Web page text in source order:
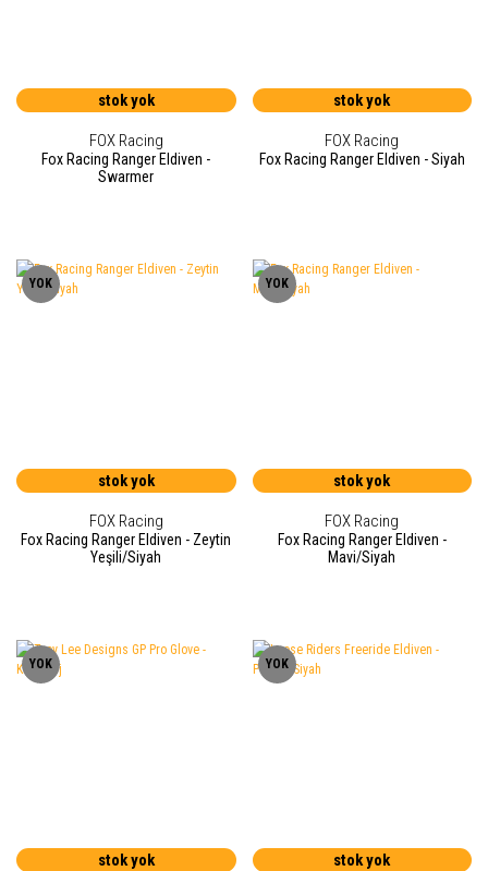
stok yok
FOX Racing
Fox Racing Ranger Eldiven -
Swarmer
stok yok
FOX Racing
Fox Racing Ranger Eldiven - Siyah
YOK
stok yok
FOX Racing
Fox Racing Ranger Eldiven - Zeytin
Yeşili/Siyah
YOK
stok yok
FOX Racing
Fox Racing Ranger Eldiven -
Mavi/Siyah
YOK
stok yok
YOK
stok yok